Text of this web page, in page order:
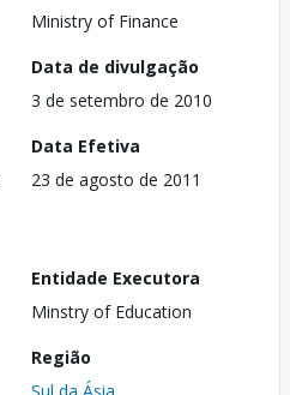
Ministry of Finance
Data de divulgação
3 de setembro de 2010
Data Efetiva
23 de agosto de 2011
Entidade Executora
Minstry of Education
Região
Sul da Ásia